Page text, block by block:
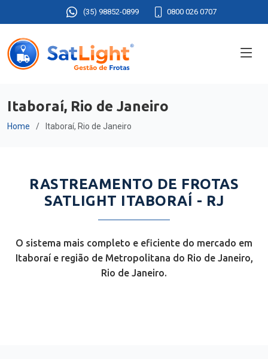
(35) 98852-0899 0800 026 0707
Itaboraí, Rio de Janeiro
Home Itaboraí, Rio de Janeiro
RASTREAMENTO DE FROTAS
SATLIGHT ITABORAÍ - RJ
O sistema mais completo e eficiente do mercado em
Itaboraí e região de Metropolitana do Rio de Janeiro,
Rio de Janeiro.